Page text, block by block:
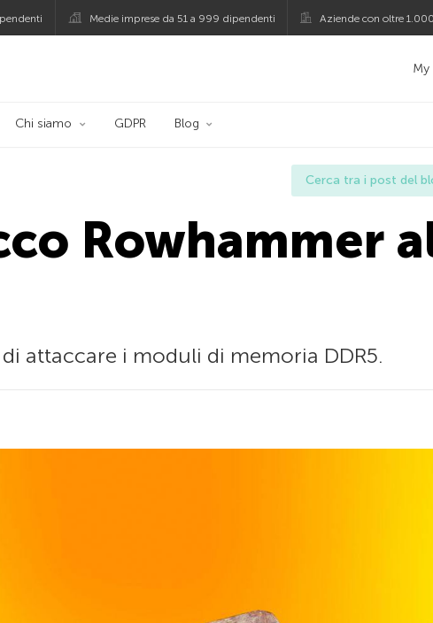
Medie imprese da 51 a 999 dipendenti Aziende con oltre
My
Chi siamo GDPR Blog
Rowhammer
attaccare i moduli di memoria DDR5.